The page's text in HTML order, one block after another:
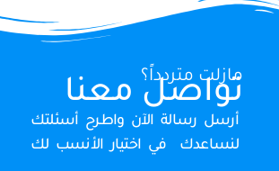
معنا
الآن واطرح أسئلتك
في اختيار الأنسب لك